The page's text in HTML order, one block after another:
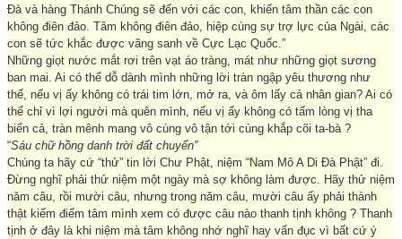
Đà và hàng Thánh Chúng sẽ đến với các con, khiến tâm thần các con
không điên đảo. Tâm không điên đảo, hiệp cùng sự trợ lực của Ngài, các
con sẽ tức khắc được vãng sanh về Cực Lạc Quốc.”
Những giọt nước mắt rơi trên vạt áo tràng, mát như những giọt sương
ban mai. Ai có thể dỗ dành mình những lời tràn ngập yêu thương như
thế, nếu vị ấy không có trái tim lớn, mở ra, và ôm lấy cả nhân gian? Ai có
thể chỉ vì lợi người mà quên mình, nếu vị ấy không có tấm lòng vị tha
biển cả, tràn mênh mang vô cùng vô tận tới cùng khắp cõi ta-bà ?
“Sáu chữ hồng danh trời đất chuyển”
Chúng ta hãy cứ “thử” tin lời Chư Phật, niệm “Nam Mô A Di Đà Phật” đi.
Đừng nghĩ phải thử niệm một ngày mà sợ không làm được. Hãy thử niệm
năm câu, rồi mười câu, nhưng trong năm câu, mười câu ấy phải thành
thật kiểm điểm tâm mình xem có được câu nào thanh tịnh không ? Thanh
tịnh ở đây là khi niệm mà tâm không nhớ nghĩ hay vẩn đục vì bất cứ ý